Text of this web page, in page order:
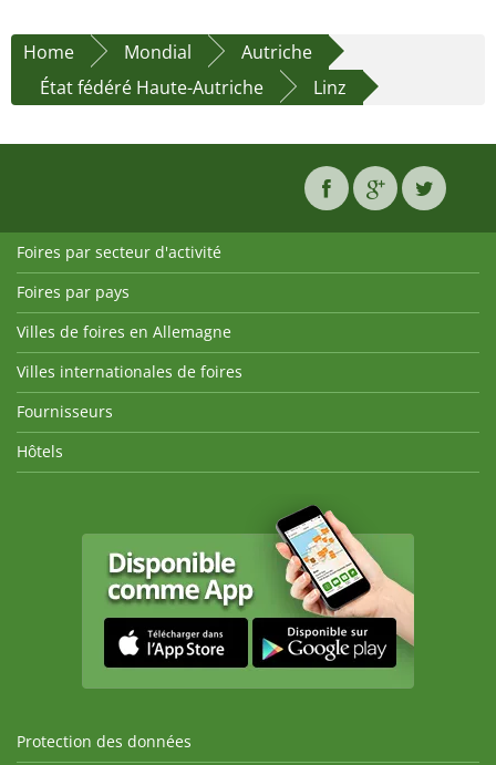
Home Mondial
Autriche
État fédéré Haute-Autriche
Linz
Foires par secteur d'activité
Foires par pays
Villes de foires en Allemagne
Villes internationales de foires
Fournisseurs
Hôtels
Protection des données